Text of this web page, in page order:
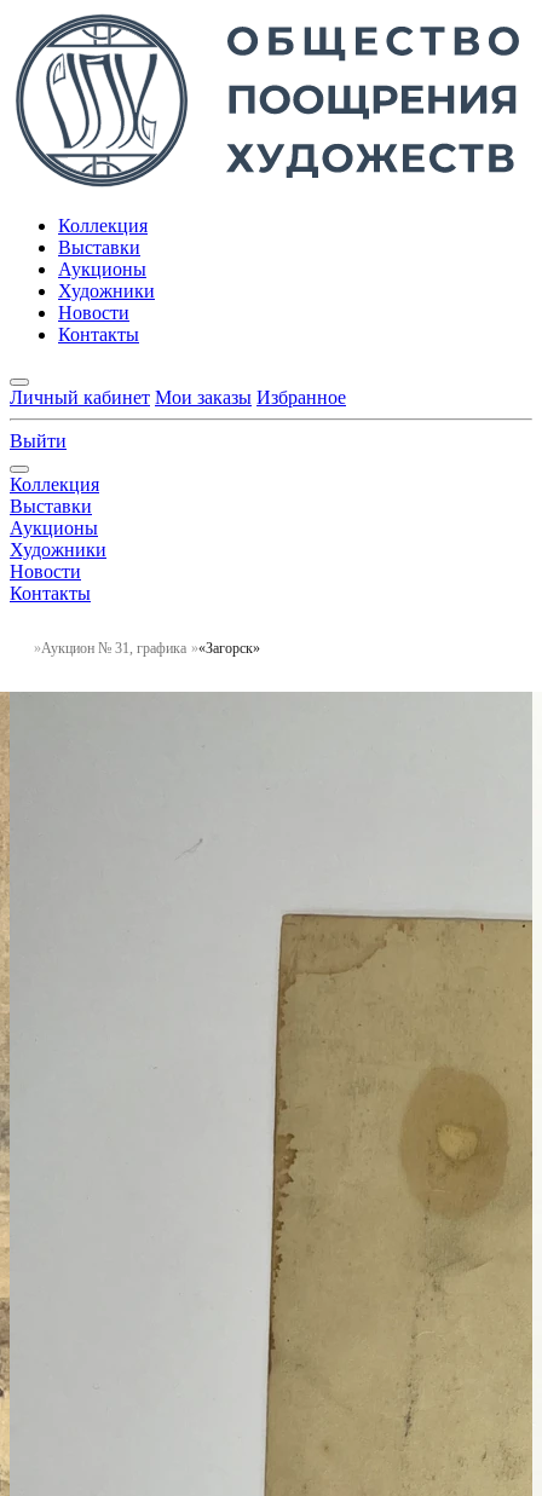
Коллекция
Выставки
Аукционы
Художники
Новости
Контакты
Личный кабинет Мои заказы Избранное
Выйти
Коллекция
Выставки
Аукционы
Художники
Новости
Контакты
Аукцион № 31, графика «Загорск»